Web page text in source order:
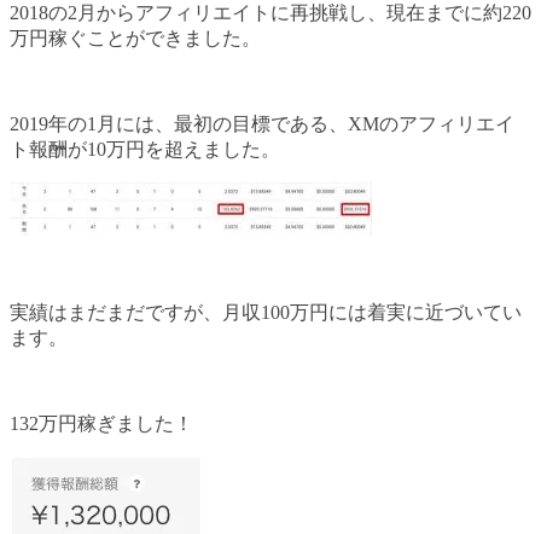
2018の2月からアフィリエイトに再挑戦し、現在までに約220
万円稼ぐことができました。
2019年の1月には、最初の目標である、XMのアフィリエイ
ト報酬が10万円を超えました。
実績はまだまだですが、月収100万円には着実に近づいてい
ます。
132万円稼ぎました！